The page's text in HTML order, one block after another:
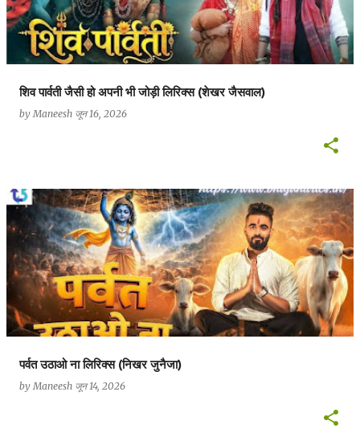
शिव पार्वती जैसी हो अपनी भी जोड़ी लिरिक्स (शेखर जैसवाल)
byManeesh जून 16, 2026
पर्वत उठाओ ना लिरिक्स (निखर जुनैजा)
byManeesh जून 14, 2026